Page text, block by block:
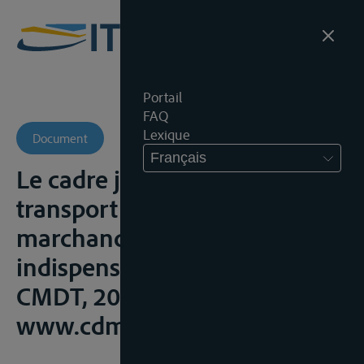
Portail
FAQ
Lexique
Français
Document
Le cadre juridique du
transport fluvial de
marchandises en Europe: une
indispensable uniformisation,
CMDT, 2020,
www.cdmt.droit.u-3, 71-90